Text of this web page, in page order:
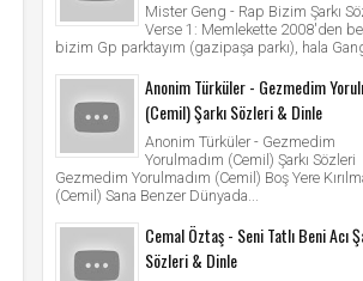
Mister Geng - Rap Bizim Şarkı
Verse 1: Memlekette 2008'den
bizim Gp parktayım (gazipaşa parkı), hala
Anonim Türküler - Gezmedim
(Cemil) Şarkı Sözleri & Dinle
Anonim Türküler - Gezmedim
Yorulmadım (Cemil) Şarkı Sözleri
Gezmedim Yorulmadım (Cemil) Boş Yere
(Cemil) Sana Benzer Dünyada...
Cemal Öztaş - Seni Tatlı Beni Acı
Sözleri & Dinle